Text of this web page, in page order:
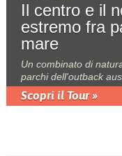
Il centro e il
estremo fra
mare
Un combinato di
parchi dell'outback
Scopri il Tour »